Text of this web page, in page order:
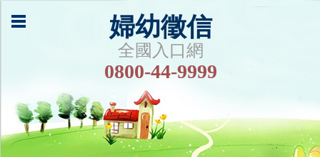
婦幼徵信
全國入口網
0800-44-9999